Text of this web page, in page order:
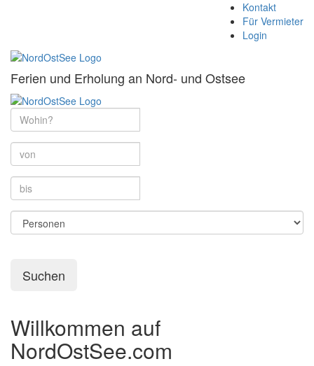
Kontakt
Für Vermieter
Login
Ferien und Erholung an Nord- und Ostsee
Suchen
Willkommen auf
NordOstSee.com